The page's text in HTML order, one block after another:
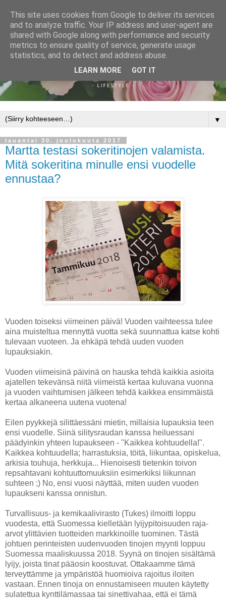
▼
lauantai 30. joulukuuta 2017
Martta testasi sokeritinojen valamista.
Mitä sokeritina minulle ensi vuodelle
ennustaa?
Vuoden toiseksi viimeinen päivä! Vuoden vaihteessa tulee
aina muisteltua mennyttä vuotta sekä suunnattua katse kohti
tulevaan vuoteen. Ja ehkäpä tehdä uuden vuoden
lupauksiakin.
Vuoden viimeisinä päivinä on hauska tehdä kaikkia asioita
ajatellen tekevänsä niitä viimeistä kertaa kuluvana vuonna
ja vuoden vaihtumisen jälkeen tehdä kaikkea ensimmäistä
kertaa alkaneena uutena vuotena!
Eilen pyykkejä silittäessäni mietin, millaisia lupauksia teen
ensi vuodelle. Siinä silitysraudan kanssa heiluessani
päädyinkin yhteen lupaukseen - "Kaikkea kohtuudella!".
Kaikkea kohtuudella; harrastuksia, töitä, liikuntaa, opiskelua,
arkisia touhuja, herkkuja... Hienoisesti tietenkin toivon
repsahtavani kohtuuttomuuksiin esimerkiksi liikunnan
suhteen ;) No, ensi vuosi näyttää, miten uuden vuoden
lupaukseni kanssa onnistun.
Turvallisuus- ja kemikaalivirasto (Tukes) ilmoitti loppu
vuodesta, että Suomessa kielletään lyijypitoisuuden raja-
arvot ylittävien tuotteiden markkinoille tuominen. Tästä
johtuen perinteisten uudenvuoden tinojen myynti loppuu
Suomessa maaliskuussa 2018. Syynä on tinojen sisältämä
lyijy, joista tinat pääosin koostuvat. Ottakaamme tämä
terveyttämme ja ympäristöä huomioiva rajoitus iloiten
vastaan. Ennen tinoja on ennustamiseen muuten käytetty
sulatettua kynttilämassaa tai sinettivahaa, että ei tämä
This site uses cookies from Google to deliver its services
and to analyze traffic. Your IP address and user-agent are
shared with Google along with performance and security
metrics to ensure quality of service, generate usage
statistics, and to detect and address abuse.
LEARN MORE GOT IT